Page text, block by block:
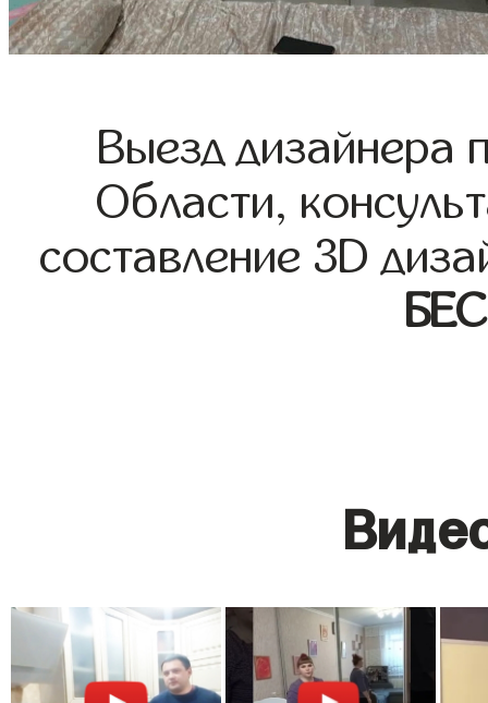
Выезд дизайнера
Области,
составление 3D